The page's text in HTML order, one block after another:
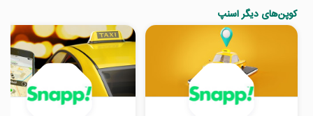
کوپن‌های دیگر اسنپ